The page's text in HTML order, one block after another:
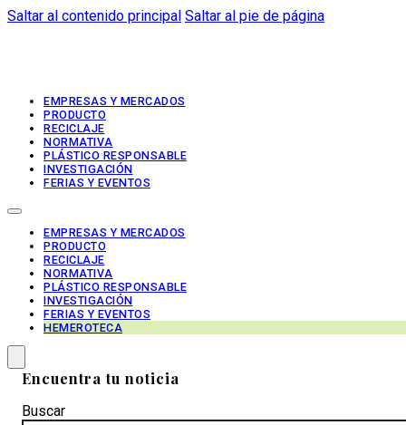
Saltar al contenido principal Saltar al pie de página
EMPRESAS Y MERCADOS
PRODUCTO
RECICLAJE
NORMATIVA
PLÁSTICO RESPONSABLE
INVESTIGACIÓN
FERIAS Y EVENTOS
EMPRESAS Y MERCADOS
PRODUCTO
RECICLAJE
NORMATIVA
PLÁSTICO RESPONSABLE
INVESTIGACIÓN
FERIAS Y EVENTOS
HEMEROTECA
Encuentra tu noticia
Buscar